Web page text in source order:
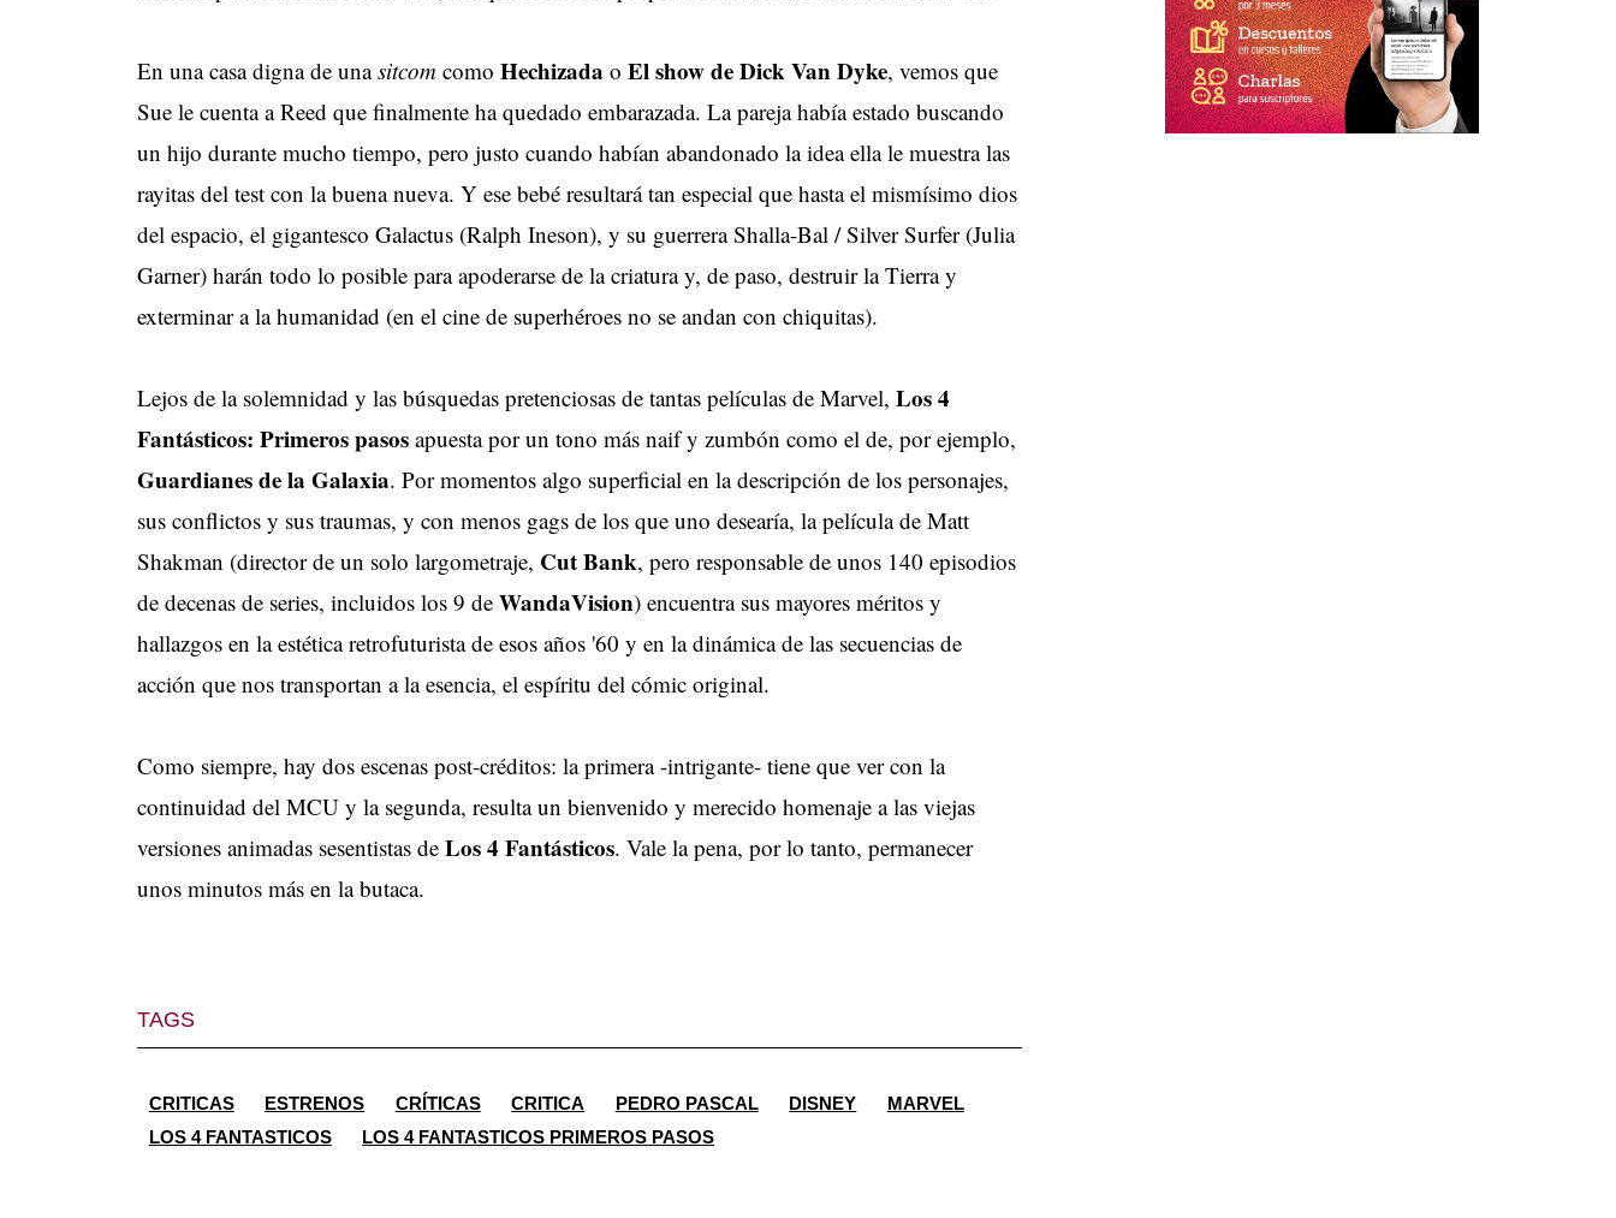
En una casa digna de unasitcom como Hechizada o El show de Dick Van Dyke, vemos que
Sue le cuenta a Reed que finalmente ha quedado embarazada. La pareja había estado buscando
un hijo durante mucho tiempo, pero justo cuando habían abandonado la idea ella le muestra las
rayitas del test con la buena nueva. Y ese bebé resultará tan especial que hasta el mismísimo dios
del espacio, el gigantesco Galactus (Ralph Ineson), y su guerrera Shalla-Bal / Silver Surfer (Julia
Garner) harán todo lo posible para apoderarse de la criatura y, de paso, destruir la Tierra y
exterminar a la humanidad (en el cine de superhéroes no se andan con chiquitas).
Lejos de la solemnidad y las búsquedas pretenciosas de tantas películas de Marvel, Los 4
Fantásticos: Primeros pasos apuesta por un tono más naif y zumbón como el de, por ejemplo,
Guardianes de la Galaxia. Por momentos algo superficial en la descripción de los personajes,
sus conflictos y sus traumas, y con menos gags de los que uno desearía, la película de Matt
Shakman (director de un solo largometraje, Cut Bank, pero responsable de unos 140 episodios
de decenas de series, incluidos los 9 de WandaVision) encuentra sus mayores méritos y
hallazgos en la estética retrofuturista de esos años '60 y en la dinámica de las secuencias de
acción que nos transportan a la esencia, el espíritu del cómic original.
Como siempre, hay dos escenas post-créditos: la primera -intrigante- tiene que ver con la
continuidad del MCU y la segunda, resulta un bienvenido y merecido homenaje a las viejas
versiones animadas sesentistas de Los 4 Fantásticos. Vale la pena, por lo tanto, permanecer
unos minutos más en la butaca.
TAGS
CRITICAS ESTRENOS CRÍTICAS CRITICA PEDRO PASCAL DISNEY
MARVEL
LOS 4 FANTASTICOS
LOS 4 FANTASTICOS PRIMEROS PASOS